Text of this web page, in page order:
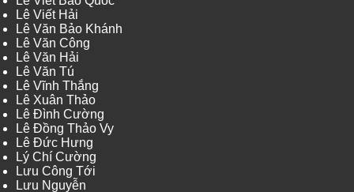
Lê Viết Hải
Lê Văn Bảo Khánh
Lê Văn Công
Lê Văn Hải
Lê Văn Tú
Lê Vĩnh Thắng
Lê Xuân Thảo
Lê Đình Cường
Lê Đồng Thảo Vy
Lê Đức Hưng
Lý Chí Cường
Lưu Công Tới
Lưu Nguyễn